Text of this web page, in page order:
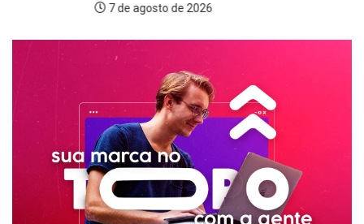
7 de agosto de 2026